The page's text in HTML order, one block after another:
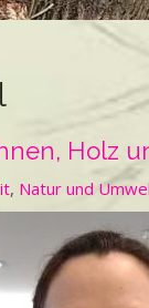
Holz
, Natur und